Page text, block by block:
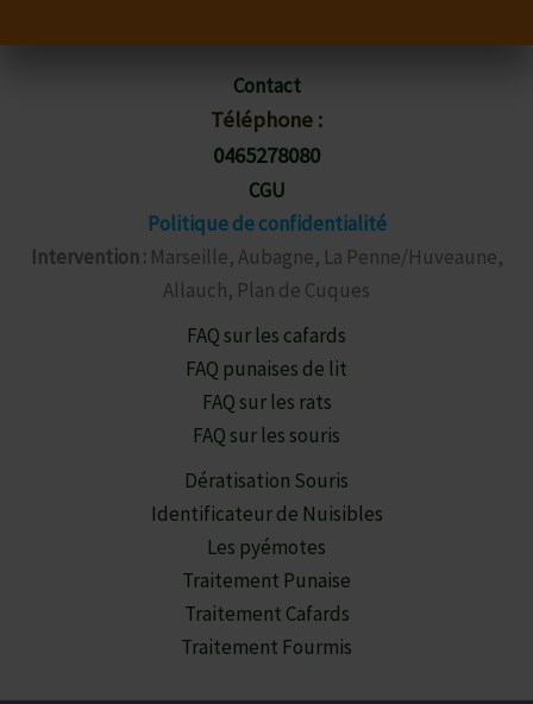
Contact
Téléphone :
0465278080
CGU
Politique de confidentialité
Intervention :Marseille, Aubagne, La Penne/Huveaune,
Allauch, Plan de Cuques
FAQ sur les cafards
FAQ punaises de lit
FAQ sur les rats
FAQ sur les souris
Dératisation Souris
Identificateur de Nuisibles
Les pyémotes
Traitement Punaise
Traitement Cafards
Traitement Fourmis